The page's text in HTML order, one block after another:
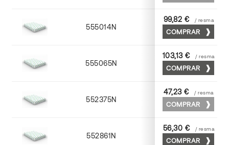
555014N 72 x 102
99,82 € / resma
COMPRAR
555065N 65 x 90
103,13 € / resma
COMPRAR
552375N 75 x 53
47,23 € / resma
COMPRAR
552861N 63 x 88
56,30 € / resma
COMPRAR